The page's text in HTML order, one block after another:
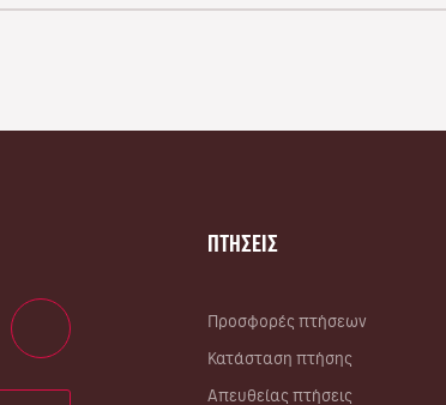
ΠΤΗΣΕΙΣ
Προσφορές πτήσεων
Κατάσταση πτήσης
Απευθείας πτήσεις